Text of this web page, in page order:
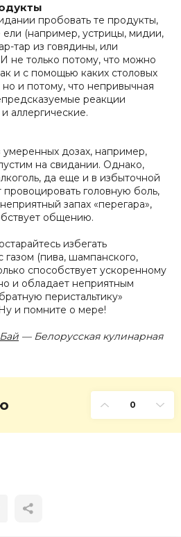
пробовать те продукты,
(например, устрицы, мидии,
тар из говядины, или
не только потому, что можно
и с помощью каких столовых
и потому, что непривычная
реакции
аллергические.
умеренных дозах, например,
на свидании. Однако,
да еще и в избыточной
головную боль,
запах «перегара»,
общению.
избегать
газом (пива, шампанского,
способствует ускоренному
и обладает неприятным
перистальтику»
и помните о мере!
— Белорусская кулинарная
0